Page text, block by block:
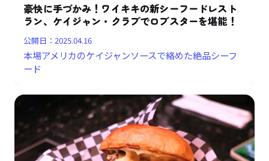
豪快に手づかみ！ワイキキの新シーフードレスト
ラン、ケイジャン・クラブでロブスターを堪能！
公開日：2025.04.16
本場アメリカのケイジャンソースで絡めた絶品シーフ
ード